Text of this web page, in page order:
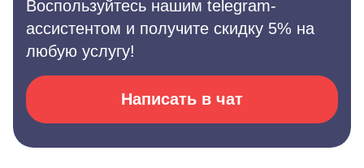
Воспользуйтесь нашим telegram-
ассистентом и получите скидку 5% на
любую услугу!
Написать в чат